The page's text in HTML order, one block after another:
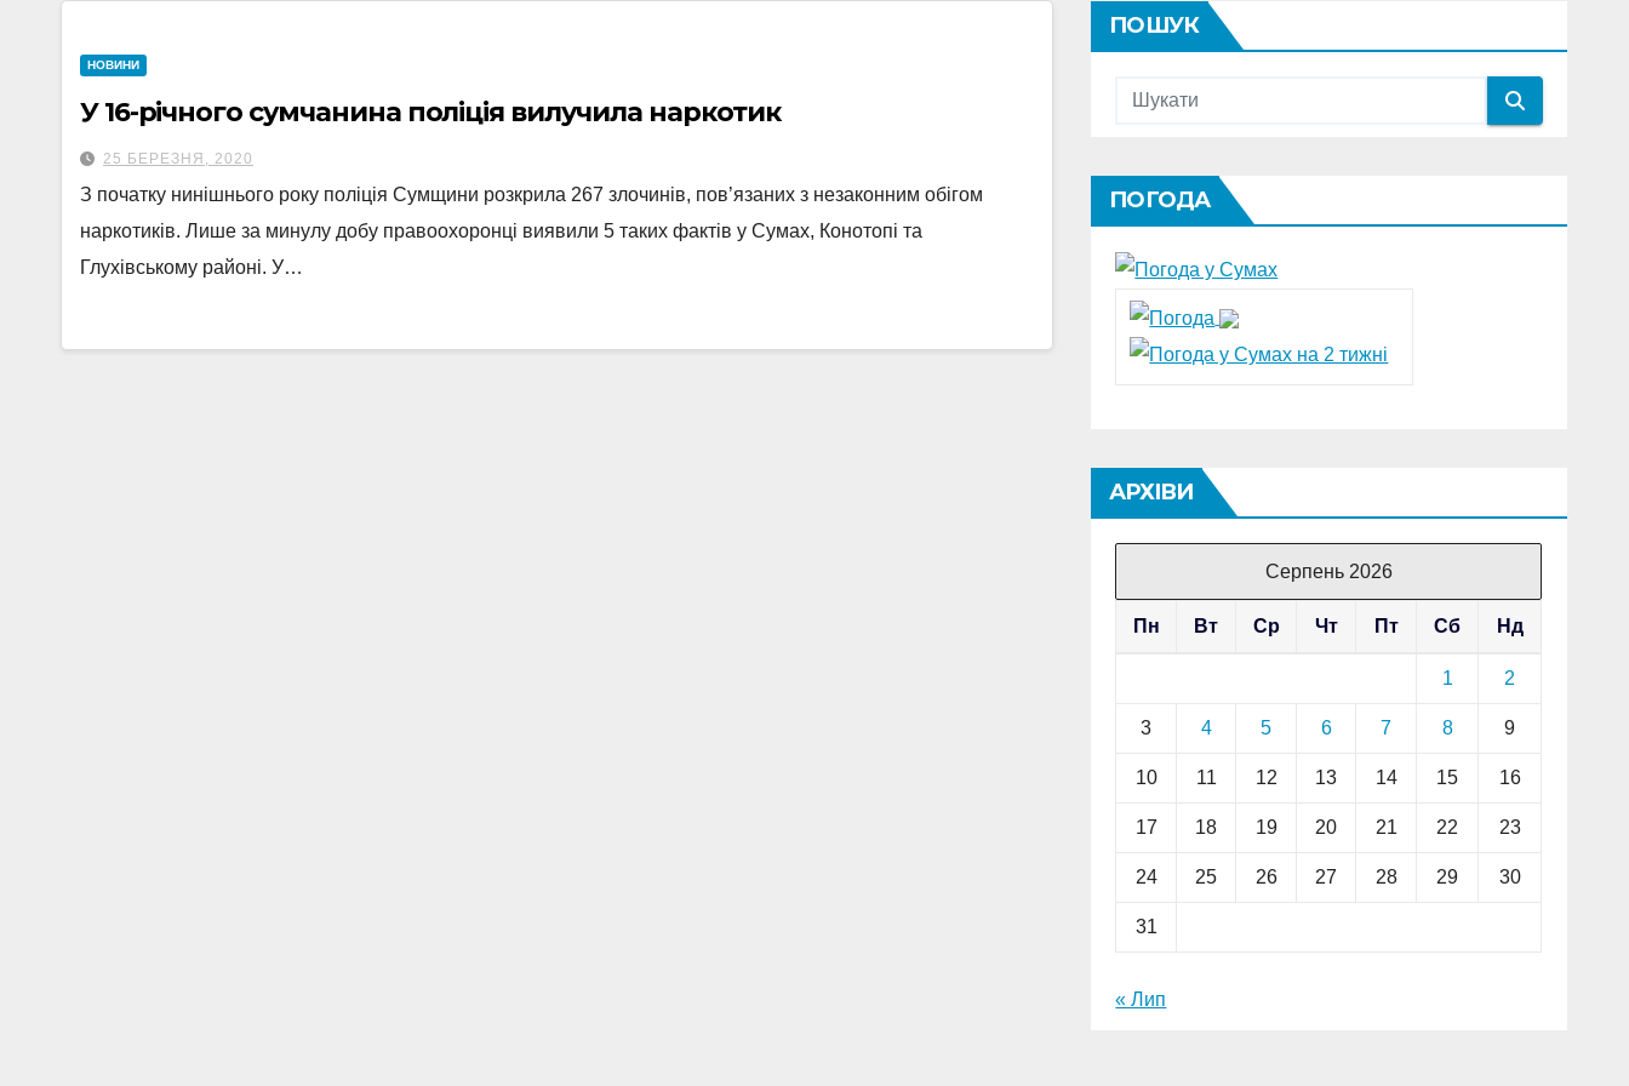
НОВИНИ
У 16-річного сумчанина поліція вилучила наркотик
25 БЕРЕЗНЯ, 2020
З початку нинішнього року поліція Сумщини розкрила 267 злочинів, пов’язаних з незаконним обігом
наркотиків. Лише за минулу добу правоохоронці виявили 5 таких фактів у Сумах, Конотопі та
Глухівському районі. У…
ПОШУК
ПОГОДА
АРХІВИ
Серпень 2026
Пн Вт Ср Чт Пт Сб Нд
1 2
3 4 5 6 7 8 9
10 11 12 13 14 15 16
17 18 19 20 21 22 23
24 25 26 27 28 29 30
31
« Лип